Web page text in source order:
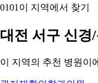
0101 이 지역에서 찾기
대전 서구 신경
이 지역의 추천 병원이